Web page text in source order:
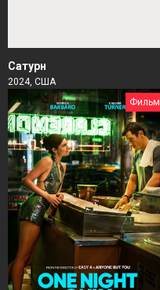
Сатурн
2024, США
Фильм